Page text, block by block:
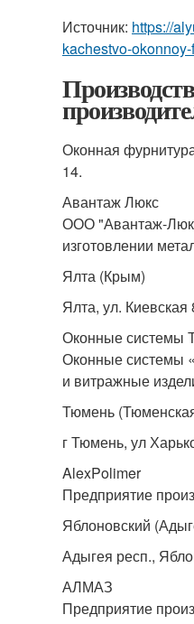
Источник: https://
kachestvo-
Оконная
14.
Авантаж Люкс
ООО "Авантаж-
изготовлении
Ялта (Крым)
Ялта, ул. Киевская
Оконные системы
Оконные системы
и витражные
Тюмень
г Тюмень, ул
AlexPolimer
Предприятие
Яблоновский
Адыгея респ.,
АЛМАЗ
Предприятие